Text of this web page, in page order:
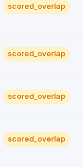
scored_overlap
scored_overlap
scored_overlap
scored_overlap